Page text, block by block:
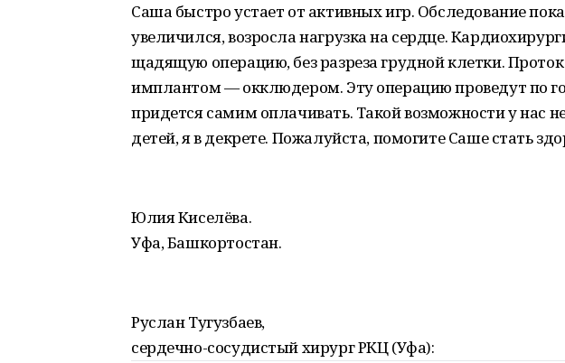
Саша быстро устает от активных игр. Обследование
увеличился, возросла нагрузка на сердце.
щадящую операцию, без разреза грудной клетки.
имплантом — окклюдером. Эту операцию проведут по
придется самим оплачивать. Такой возможности у нас
детей, я в декрете. Пожалуйста, помогите Саше стать
Юлия Киселёва.
Уфа, Башкортостан.
Руслан Тугузбаев,
сердечно-сосудистый хирург РКЦ (Уфа):